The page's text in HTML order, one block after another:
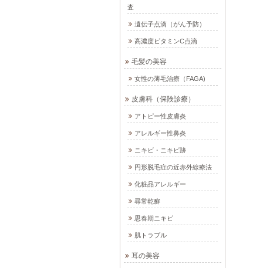
査
遺伝子点滴（がん予防）
高濃度ビタミンC点滴
毛髪の美容
女性の薄毛治療（FAGA)
皮膚科（保険診療）
アトピー性皮膚炎
アレルギー性鼻炎
ニキビ・ニキビ跡
円形脱毛症の近赤外線療法
化粧品アレルギー
尋常乾癬
思春期ニキビ
肌トラブル
耳の美容